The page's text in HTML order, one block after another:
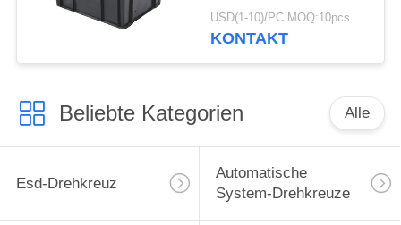
sichere
korrosionsbeständig
USD(1-10)/PC MOQ:10pcs
KONTAKT
Beliebte Kategorien Alle
Esd-Drehkreuz
Automatische
System-Drehkreuze